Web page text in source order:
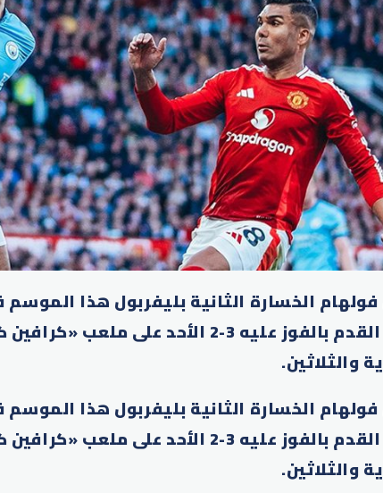
الخسارة الثانية بليفربول هذا الموسم
لكرة القدم بالفوز عليه 3-2 الأحد
والثلاثين.
الخسارة الثانية بليفربول هذا الموسم
لكرة القدم بالفوز عليه 3-2 الأحد
والثلاثين.